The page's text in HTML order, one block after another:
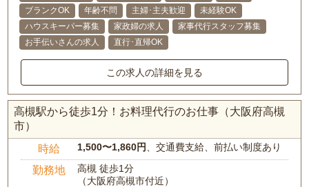
ブランクOK
年齢不問 主婦･主夫歓迎
未経験OK
ハウスキーパー募集
家政婦の求人
家事代行スタッフ募集
お手伝いさんの求人
直行･直帰OK
この求人の詳細を見る
高槻駅から徒歩1分！お料理代行のお仕事（大阪府高槻
市）
時給 1,500〜1,860円 、交通費支給、前払い制度あり
勤務地
高槻 徒歩1分
（大阪府高槻市付近）